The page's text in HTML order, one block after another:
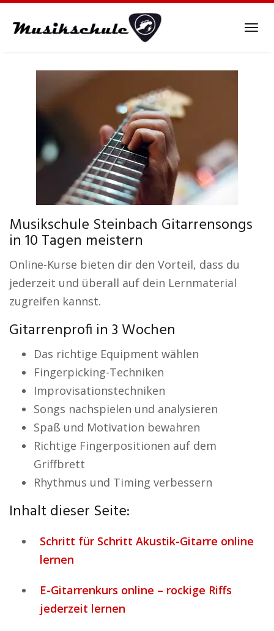
Musikschule Steinbach Gitarrensongs
in 10 Tagen meistern
Online-Kurse bieten dir den Vorteil, dass du
jederzeit und überall auf dein Lernmaterial
zugreifen kannst.
Gitarrenprofi in 3 Wochen
Das richtige Equipment wählen
Fingerpicking-Techniken
Improvisationstechniken
Songs nachspielen und analysieren
Spaß und Motivation bewahren
Richtige Fingerpositionen auf dem
Griffbrett
Rhythmus und Timing verbessern
Inhalt dieser Seite:
Schritt für Schritt Akustik-Gitarre online
lernen
E-Gitarrenkurs online – rockige Riffs
jederzeit lernen